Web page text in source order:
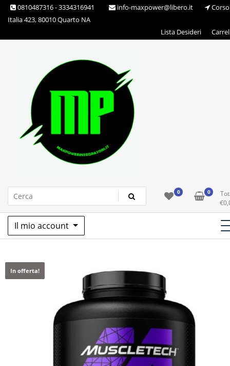
Skip 0810487316 - 3334316941 info-maxpower@libero.it
Corso
Italia 423, 80010 Quarto NA
Lista Desideri
Max Power Integratori 0 0
€
Il mio account
In offerta!